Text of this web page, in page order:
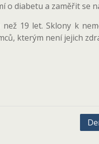
o diabetu a zaměřit se
19 let. Sklony k
kterým není jejich